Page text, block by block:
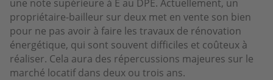
une note supérieure à E au DPE. Actuellement, un
propriétaire-bailleur sur deux met en vente son bien
pour ne pas avoir à faire les travaux de rénovation
énergétique, qui sont souvent difficiles et coûteux à
réaliser. Cela aura des répercussions majeures sur le
marché locatif dans deux ou trois ans.